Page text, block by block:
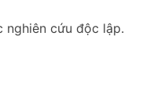
nghiên cứu độc lập.